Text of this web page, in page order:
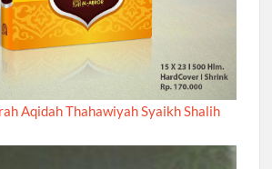
Aqidah Thahawiyah Syaikh Shalih